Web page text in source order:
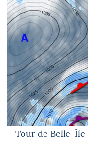
Tour de Belle-Île